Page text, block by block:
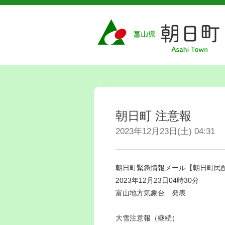
朝日町 注意報
2023年12月23日(土) 04:31
朝日町緊急情報メール【朝日町民
2023年12月23日04時30分
富山地方気象台 発表
大雪注意報（継続）